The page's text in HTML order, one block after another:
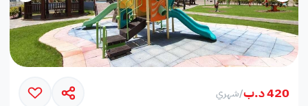
420 د.ب /شهري